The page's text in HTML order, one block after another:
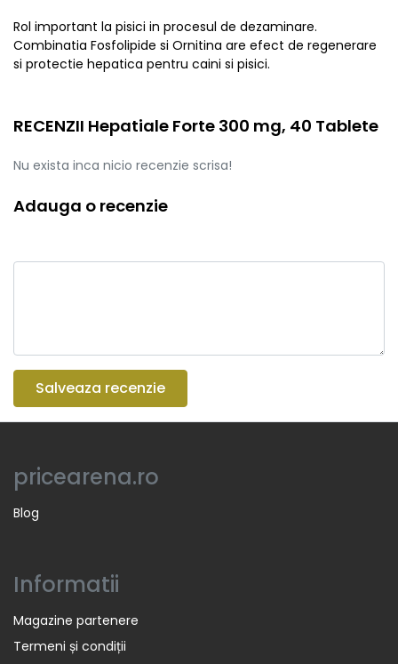
Rol important la pisici in procesul de dezaminare.
Combinatia Fosfolipide si Ornitina are efect de regenerare
si protectie hepatica pentru caini si pisici.
RECENZII Hepatiale Forte 300 mg, 40 Tablete
Nu exista inca nicio recenzie scrisa!
Adauga o recenzie
Salveaza recenzie
pricearena.ro
Blog
Informatii
Magazine partenere
Termeni și condiții